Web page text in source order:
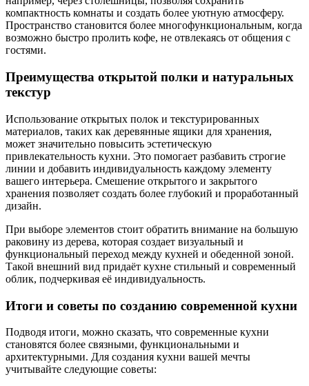
компактность комнаты и создать более уютную атмосферу.
Пространство становится более многофункциональным, когда
возможно быстро пролить кофе, не отвлекаясь от общения с
гостями.
Преимущества открытой полки и натуральных
текстур
Использование открытых полок и текстурированных
материалов, таких как деревянные ящики для хранения,
может значительно повысить эстетическую
привлекательность кухни. Это помогает разбавить строгие
линии и добавить индивидуальность каждому элементу
вашего интерьера. Смешение открытого и закрытого
хранения позволяет создать более глубокий и проработанный
дизайн.
При выборе элементов стоит обратить внимание на большую
раковину из дерева, которая создает визуальный и
функциональный переход между кухней и обеденной зоной.
Такой внешний вид придаёт кухне стильный и современный
облик, подчеркивая её индивидуальность.
Итоги и советы по созданию современной кухни
Подводя итоги, можно сказать, что современные кухни
становятся более связными, функциональными и
архитектурными. Для создания кухни вашей мечты
учитывайте следующие советы: